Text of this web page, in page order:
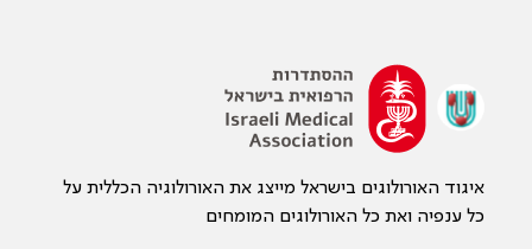
איגוד האורולוגים בישראל מייצג את האורולוגיה הכללית על
כל ענפיה ואת כל האורולוגים המומחים